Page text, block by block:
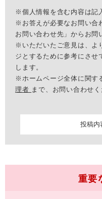
※個人情報を含む内容は記
※お答えが必要なお問い合
お問い合わせ先」からお問
※いただいたご意見は、よ
ジとするために参考にさせ
します。
※ホームページ全体に関す
理者 まで、お問い合わせく
重要